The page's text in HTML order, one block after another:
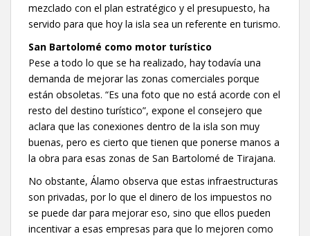
mezclado con el plan estratégico y el presupuesto, ha
servido para que hoy la isla sea un referente en turismo.
San Bartolomé como motor turístico
Pese a todo lo que se ha realizado, hay todavía una
demanda de mejorar las zonas comerciales porque
están obsoletas. “Es una foto que no está acorde con el
resto del destino turístico”, expone el consejero que
aclara que las conexiones dentro de la isla son muy
buenas, pero es cierto que tienen que ponerse manos a
la obra para esas zonas de San Bartolomé de Tirajana.
No obstante, Álamo observa que estas infraestructuras
son privadas, por lo que el dinero de los impuestos no
se puede dar para mejorar eso, sino que ellos pueden
incentivar a esas empresas para que lo mejoren como